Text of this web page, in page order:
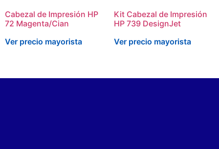
Cabezal de Impresión HP
72 Magenta/Cian
Ver precio mayorista
Kit Cabezal de Impresión
HP 739 DesignJet
Ver precio mayorista